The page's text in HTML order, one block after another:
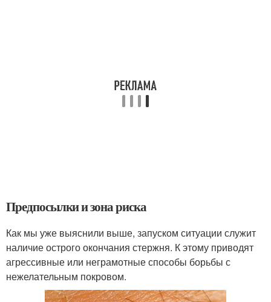
Предпосылки и зона риска
Как мы уже выяснили выше, запуском ситуации служит
наличие острого окончания стержня. К этому приводят
агрессивные или неграмотные способы борьбы с
нежелательным покровом.